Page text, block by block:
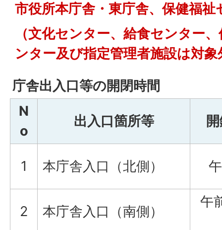
市役所本庁舎・東庁舎、保健福
（文化センター、給食センター
ンター及び指定管理者施設は対象
庁舎出入口等の開閉時間
N
o
出入口箇所等
1 本庁舎入口（北側）
2 本庁舎入口（南側）
午